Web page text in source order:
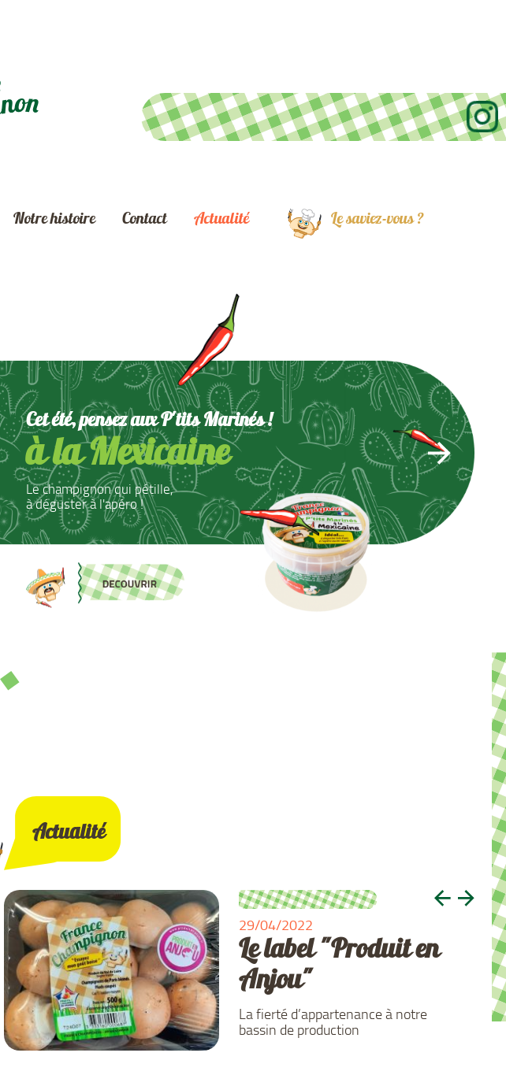
Notre histoire Contact Actualité Le saviez-vous ?
Cet été, pensez aux P'tits Marinés !
à la Mexicaine
Le champignon qui pétille,
à déguster à l'apéro !
Actualité
29/04/2022
Le label "Produit en
Anjou"
La fierté d’appartenance à notre
bassin de production
15/02/2021
Une production 100%
Blond !
France Champignon spécialise sa
production en 100% Blond